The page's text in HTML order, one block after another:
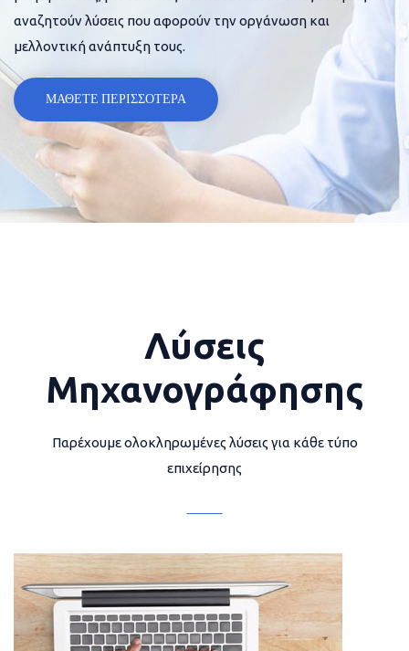
αναζητούν λύσεις που αφορούν την οργάνωση και
μελλοντική ανάπτυξη τους.
ΜΑΘΕΤΕ ΠΕΡΙΣΣΟΤΕΡΑ
Λύσεις
Μηχανογράφησης
Παρέχουμε ολοκληρωμένες λύσεις για κάθε τύπο
επιχείρησης